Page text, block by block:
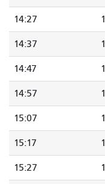
14:27
14:37
14:47
14:57
15:07
15:17
15:27